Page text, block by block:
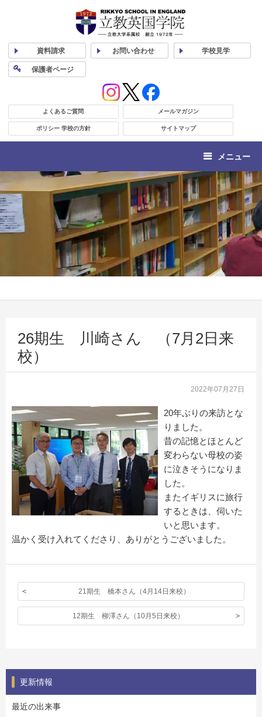
資料請求 お問い合わせ 学校見学
保護者ページ
よくあるご質問 メールマガジン
ポリシー 学校の方針 サイトマップ
メニュー
26期生 川崎さん （7月2日来
校）
2022年07月27日
20年ぶりの来訪とな
りました。
昔の記憶とほとんど
変わらない母校の姿
に泣きそうになりま
した。
またイギリスに旅行
するときは、伺いた
いと思います。
温かく受け入れてくださり、ありがとうございました。
21期生 橋本さん（4月14日来校）
12期生 柳澤さん（10月5日来校）
更新情報
最近の出来事